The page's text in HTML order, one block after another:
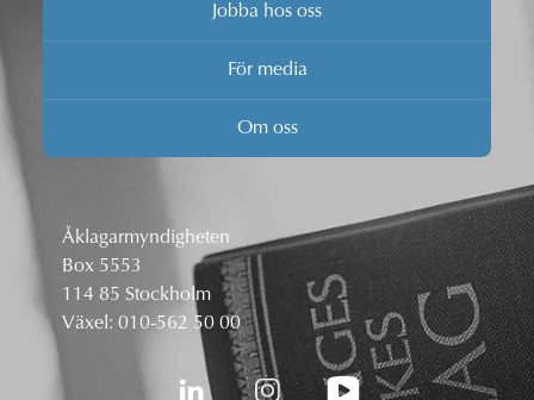
Jobba hos oss
För media
Om oss
Åklagarmyndigheten
Box 5553
114 85 Stockholm
Växel: 010-562 50 00